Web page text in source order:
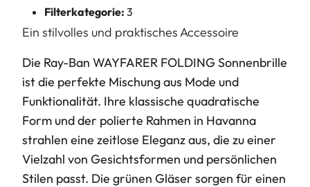
Filterkategorie: 3
Ein stilvolles und praktisches Accessoire
Die Ray-Ban WAYFARER FOLDING Sonnenbrille
ist die perfekte Mischung aus Mode und
Funktionalität. Ihre klassische quadratische
Form und der polierte Rahmen in Havanna
strahlen eine zeitlose Eleganz aus, die zu einer
Vielzahl von Gesichtsformen und persönlichen
Stilen passt. Die grünen Gläser sorgen für einen